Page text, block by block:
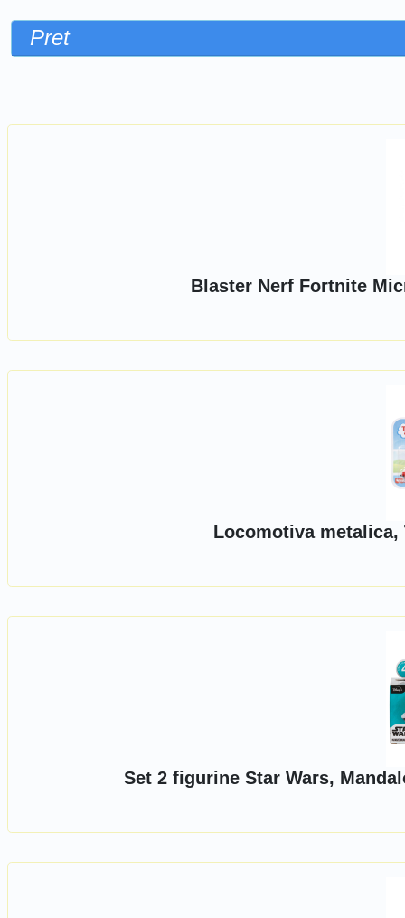
Pret
Blaster Nerf Fortnite
Locomotiva metalica,
Set 2 figurine Star Wars,